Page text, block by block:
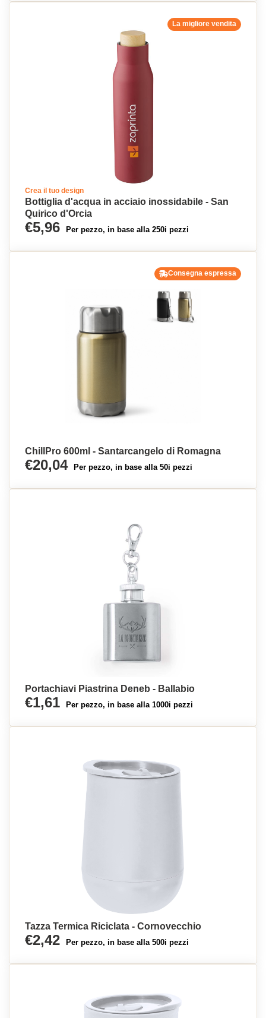
La migliore vendita
Crea il tuo design
Bottiglia d'acqua in acciaio inossidabile - San
Quirico d'Orcia
€5,96 Per pezzo, in base alla 250i pezzi
Consegna espressa
ChillPro 600ml - Santarcangelo di Romagna
€20,04 Per pezzo, in base alla 50i pezzi
Portachiavi Piastrina Deneb - Ballabio
€1,61 Per pezzo, in base alla 1000i pezzi
Tazza Termica Riciclata - Cornovecchio
€2,42 Per pezzo, in base alla 500i pezzi